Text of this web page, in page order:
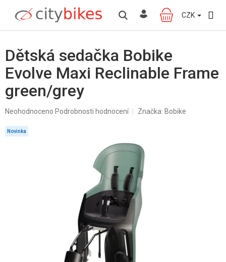
obsah
NÁKUPNÍ
KOŠÍK
CZK
Dětská sedačka Bobike
Evolve Maxi Reclinable Frame
green/grey
Průměrné
produktu
je
Neohodnoceno Podrobnosti hodnocení Značka: Bobike
Novinka